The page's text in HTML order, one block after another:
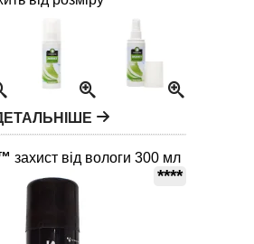
захист від вологи 300 мл
****